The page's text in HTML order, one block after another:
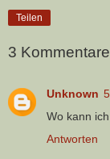
Teilen
3
Unknown
Wo kann
Antworten